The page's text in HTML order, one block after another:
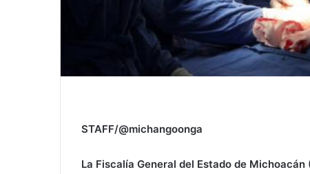
STAFF/@michangoonga
La Fiscalía General del Estado de